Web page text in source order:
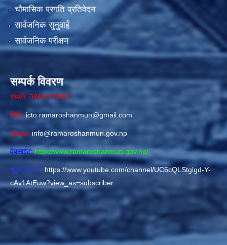
चौमासिक प्रगति प्रतिवेदन
सार्वजनिक सुनुवाई
सार्वजनिक परीक्षण
सम्पर्क विवरण
सम्पर्क: 9864319853
ईमेल:icto.ramaroshanmun@gmail.com
Email: info@ramaroshanmun.gov.np
वेबसाईट:http://www.ramaroshanmun.gov.np/-
युटुब च्यानल: https://www.youtube.com/channel/UC6cQLStglgd-Y-
cAv1AtEuw?view_as=subscriber